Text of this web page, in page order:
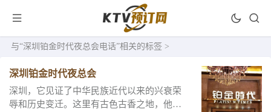
与“深圳铂金时代夜总会电话”相关的标签 >
深圳铂金时代夜总会
深圳，它见证了中华民族近代以来的兴衰荣
辱和历史变迁。这里有古色古香之地，他肃